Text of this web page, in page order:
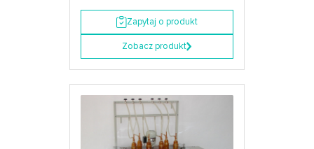
Zapytaj o produkt
Zobacz produkt